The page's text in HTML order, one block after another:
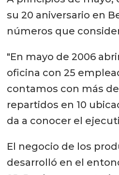
su 20 aniversario en
números que
"En mayo de 2006
oficina con 25
contamos con más
repartidos en 10
da a conocer el
El negocio de los
desarrolló en el